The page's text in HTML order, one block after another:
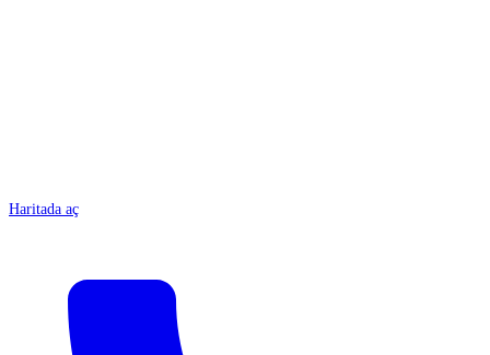
Haritada aç